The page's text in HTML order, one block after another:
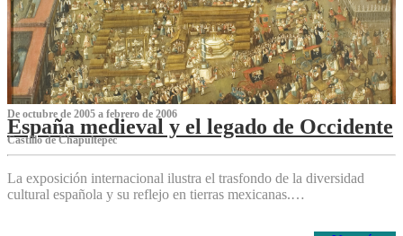
De octubre de 2005 a febrero de 2006
España medieval y el legado de Occidente
Castillo de Chapultepec
La exposición internacional ilustra el trasfondo de la diversidad
cultural española y su reflejo en tierras mexicanas.…